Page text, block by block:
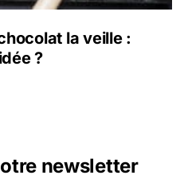
la veille :
?
newsletter